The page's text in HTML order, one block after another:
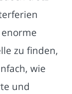
zu finden,
wie
und